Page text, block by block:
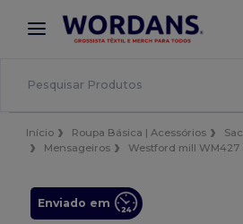
× App Wordans
Melhores preços na app!
Início Roupa Básica | Acessórios
Mensageiros
Westford mill WM427
Enviado em